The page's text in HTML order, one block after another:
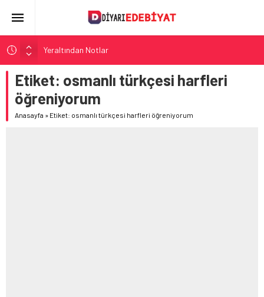
Yeraltından Notlar
Aylak Adam
Zebercet
Demiryolu Hikâyecileri
Korkuyu Beklerken
Etiket: osmanlı türkçesi harfleri
öğreniyorum
Anasayfa » Etiket: osmanlı türkçesi harfleri öğreniyorum